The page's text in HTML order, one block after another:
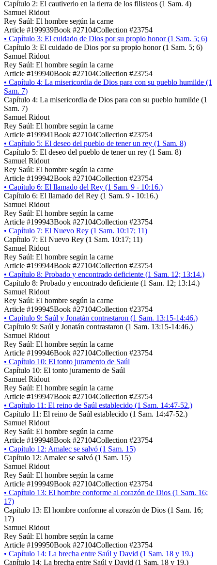
Capítulo 2: El cautiverio en la tierra de los filisteos (1 Sam. 4)
Samuel Ridout
Rey Saúl: El hombre según la carne
Article #199939Book #27104Collection #23754
• Capítulo 3: El cuidado de Dios por su propio honor (1 Sam. 5; 6)
Capítulo 3: El cuidado de Dios por su propio honor (1 Sam. 5; 6)
Samuel Ridout
Rey Saúl: El hombre según la carne
Article #199940Book #27104Collection #23754
• Capítulo 4: La misericordia de Dios para con su pueblo humilde (1
Sam. 7)
Capítulo 4: La misericordia de Dios para con su pueblo humilde (1
Sam. 7)
Samuel Ridout
Rey Saúl: El hombre según la carne
Article #199941Book #27104Collection #23754
• Capítulo 5: El deseo del pueblo de tener un rey (1 Sam. 8)
Capítulo 5: El deseo del pueblo de tener un rey (1 Sam. 8)
Samuel Ridout
Rey Saúl: El hombre según la carne
Article #199942Book #27104Collection #23754
• Capítulo 6: El llamado del Rey (1 Sam. 9 - 10:16.)
Capítulo 6: El llamado del Rey (1 Sam. 9 - 10:16.)
Samuel Ridout
Rey Saúl: El hombre según la carne
Article #199943Book #27104Collection #23754
• Capítulo 7: El Nuevo Rey (1 Sam. 10:17; 11)
Capítulo 7: El Nuevo Rey (1 Sam. 10:17; 11)
Samuel Ridout
Rey Saúl: El hombre según la carne
Article #199944Book #27104Collection #23754
• Capítulo 8: Probado y encontrado deficiente (1 Sam. 12; 13:14.)
Capítulo 8: Probado y encontrado deficiente (1 Sam. 12; 13:14.)
Samuel Ridout
Rey Saúl: El hombre según la carne
Article #199945Book #27104Collection #23754
• Capítulo 9: Saúl y Jonatán contrastaron (1 Sam. 13:15-14:46.)
Capítulo 9: Saúl y Jonatán contrastaron (1 Sam. 13:15-14:46.)
Samuel Ridout
Rey Saúl: El hombre según la carne
Article #199946Book #27104Collection #23754
• Capítulo 10: El tonto juramento de Saúl
Capítulo 10: El tonto juramento de Saúl
Samuel Ridout
Rey Saúl: El hombre según la carne
Article #199947Book #27104Collection #23754
• Capítulo 11: El reino de Saúl establecido (1 Sam. 14:47-52.)
Capítulo 11: El reino de Saúl establecido (1 Sam. 14:47-52.)
Samuel Ridout
Rey Saúl: El hombre según la carne
Article #199948Book #27104Collection #23754
• Capítulo 12: Amalec se salvó (1 Sam. 15)
Capítulo 12: Amalec se salvó (1 Sam. 15)
Samuel Ridout
Rey Saúl: El hombre según la carne
Article #199949Book #27104Collection #23754
• Capítulo 13: El hombre conforme al corazón de Dios (1 Sam. 16;
17)
Capítulo 13: El hombre conforme al corazón de Dios (1 Sam. 16;
17)
Samuel Ridout
Rey Saúl: El hombre según la carne
Article #199950Book #27104Collection #23754
• Capítulo 14: La brecha entre Saúl y David (1 Sam. 18 y 19.)
Capítulo 14: La brecha entre Saúl y David (1 Sam. 18 y 19.)